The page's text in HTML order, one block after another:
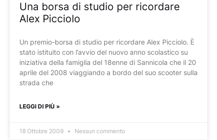
Una borsa di studio per ricordare
Alex Picciolo
Un premio-borsa di studio per ricordare Alex Picciolo. È
stato istituito con l’avvio del nuovo anno scolastico su
iniziativa della famiglia del 18enne di Sannicola che il 20
aprile del 2008 viaggiando a bordo del suo scooter sulla
strada che
LEGGI DI PIÙ »
18 Ottobre 2009 Nessun commento